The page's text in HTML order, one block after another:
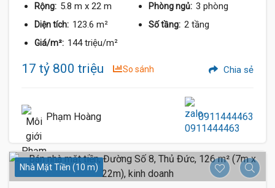
Rộng: 5.8 m x 22 m Phòng ngủ: 3 phòng
Diện tích: 123.6 m² Số tầng: 2 tầng
Giá/m²: 144 triệu/m²
17 tỷ 800 triệu So sánh Chia sẻ
Phạm Hoàng 0911444463
Nhà Mặt Tiền (10 m)